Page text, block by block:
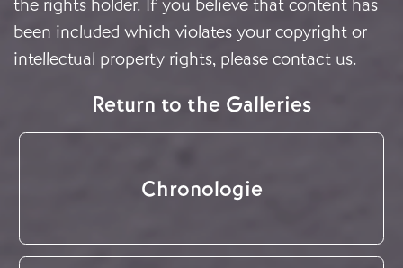
the rights holder. If you believe that content has
been included which violates your copyright or
intellectual property rights, please contact us.
Return to the Galleries
Chronologie